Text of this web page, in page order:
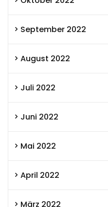
September 2022
August 2022
Juli 2022
Juni 2022
Mai 2022
April 2022
März 2022